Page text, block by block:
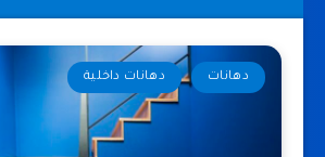
دهانات دهانات داخلية